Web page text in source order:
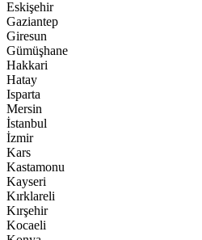
Eskişehir
Gaziantep
Giresun
Gümüşhane
Hakkari
Hatay
Isparta
Mersin
İstanbul
İzmir
Kars
Kastamonu
Kayseri
Kırklareli
Kırşehir
Kocaeli